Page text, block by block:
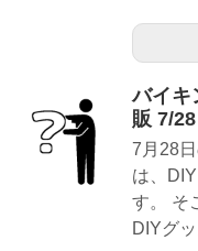
バイキ
販 7/28
7月28
は、
す。 そ
DIYグ